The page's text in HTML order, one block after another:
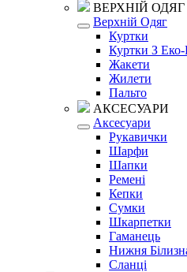
ВЕРХНІЙ ОДЯГ
Верхній Одяг
Куртки
Куртки З
Жакети
Жилети
Пальто
АКСЕСУАРИ
Аксесуари
Рукавички
Шарфи
Шапки
Ремені
Кепки
Сумки
Шкарпетки
Гаманець
Нижня
Сланці